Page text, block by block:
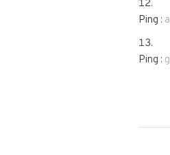
Ping :
Ping :